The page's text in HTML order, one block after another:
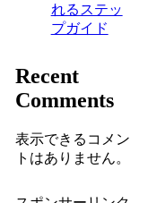
れるステッ
プガイド
Recent
Comments
表示できるコメン
トはありません。